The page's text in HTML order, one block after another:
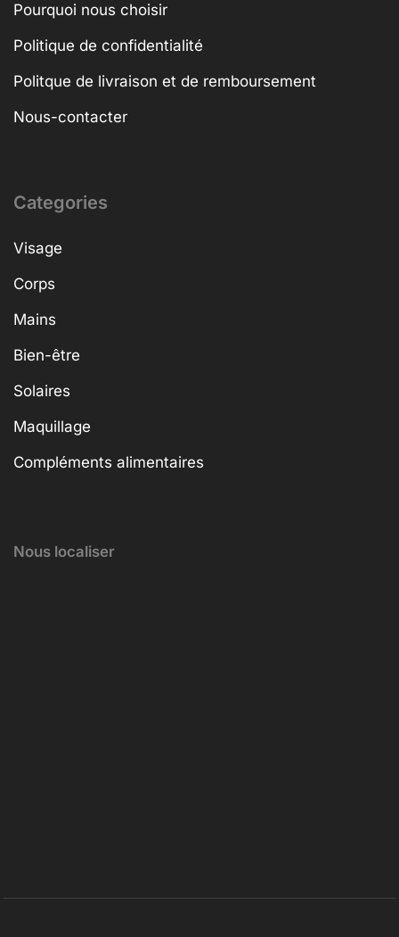
Pourquoi nous choisir
Politique de confidentialité
Politque de livraison et de remboursement
Nous-contacter
Categories
Visage
Corps
Mains
Bien-être
Solaires
Maquillage
Compléments alimentaires
Nous localiser